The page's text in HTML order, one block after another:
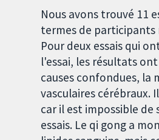
Nous avons trouvé 11
termes de participants
Pour deux essais qui
l'essai, les résultats
causes confondues,
vasculaires cérébraux.
car il est impossible
essais. Le qi gong a